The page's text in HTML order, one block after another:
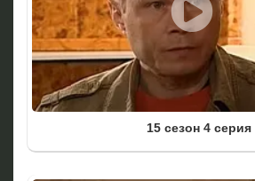
15 сезон 4 серия